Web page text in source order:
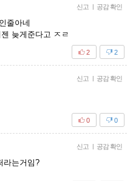
신고 | 공감 확인
줄아네
늦게준다고 ㅈㄹ
2
2
신고 | 공감 확인
0
0
신고 | 공감 확인
라는거임?